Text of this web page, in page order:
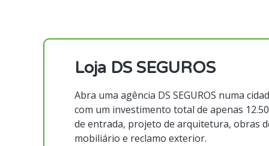
Loja DS SEGUROS
Abra uma agência DS SEGUROS numa
com um investimento total de apenas
de entrada, projeto de arquitetura, obras
mobiliário e reclamo exterior.